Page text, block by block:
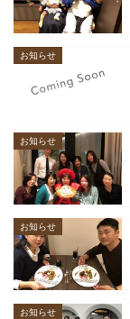
お知らせ
お知らせ
お知らせ
お知らせ